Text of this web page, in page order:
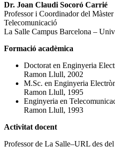
Dr. Joan Claudi Socoró Carrié
Professor i Coordinador del
Telecomunicació
La Salle Campus Barcelona –
Formació acadèmica
Doctorat en Enginyeria
Ramon Llull, 2002
M.Sc. en Enginyeria
Ramon Llull, 1995
Enginyeria en
Ramon Llull, 1993
Activitat docent
Professor de La Salle–URL des